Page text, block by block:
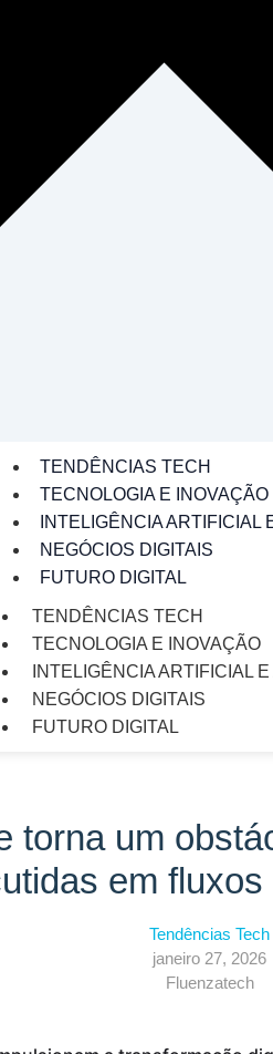
TENDÊNCIAS TECH
TECNOLOGIA E INOVAÇÃO
INTELIGÊNCIA ARTIFICIAL
NEGÓCIOS DIGITAIS
FUTURO DIGITAL
TENDÊNCIAS TECH
TECNOLOGIA E INOVAÇÃO
INTELIGÊNCIA ARTIFICIAL
NEGÓCIOS DIGITAIS
FUTURO DIGITAL
torna um
em
Tendências Tech
janeiro 27, 2026
Fluenzatech